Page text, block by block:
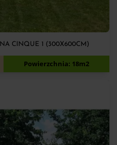
CINQUE 1 (300X600CM)
950zł
Powierzchnia: 18m2